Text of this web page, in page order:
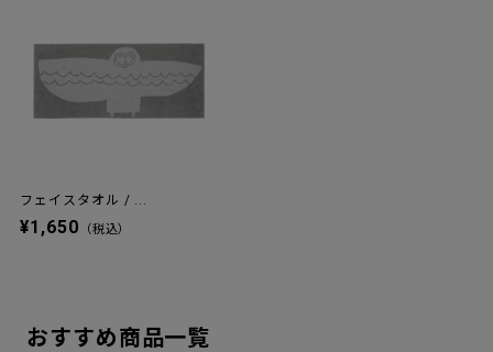
フェイスタオル / ...
¥1,650 （税込）
おすすめ商品一覧